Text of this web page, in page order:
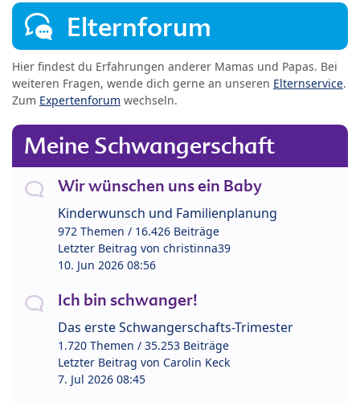
Elternforum
Hier findest du Erfahrungen anderer Mamas und Papas. Bei
weiteren Fragen, wende dich gerne an unseren Elternservice.
Zum Expertenforum wechseln.
Meine Schwangerschaft
Wir wünschen uns ein Baby
Kinderwunsch und Familienplanung
972 Themen / 16.426 Beiträge
Letzter Beitrag von christinna39
10. Jun 2026 08:56
Ich bin schwanger!
Das erste Schwangerschafts-Trimester
1.720 Themen / 35.253 Beiträge
Letzter Beitrag von Carolin Keck
7. Jul 2026 08:45